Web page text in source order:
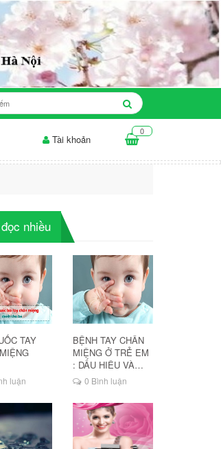
điều... Thời gian để sản phẩm làm trắng
0
Tài khoản
nhiều
TAY
luận
BỆNH TAY CHÂN
MIỆNG Ở TRẺ EM
: DẤU HIỆU VÀ
CÁCH ĐIỀU TRỊ
0 Bình luận